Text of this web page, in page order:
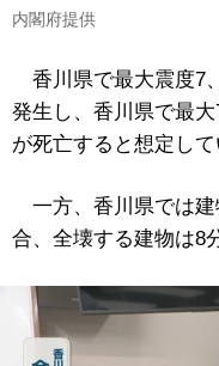
内閣府提供
香川県で最大震度7
発生し、香川県で最
が死亡すると想定して
一方、香川県では建
合、全壊する建物は8